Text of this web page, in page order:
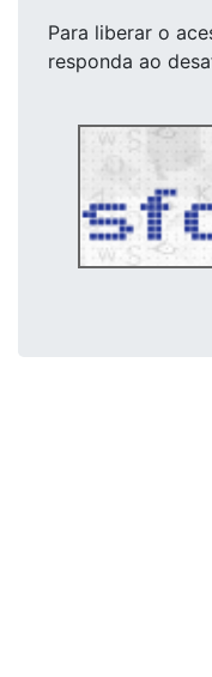
Para liberar o
responda ao